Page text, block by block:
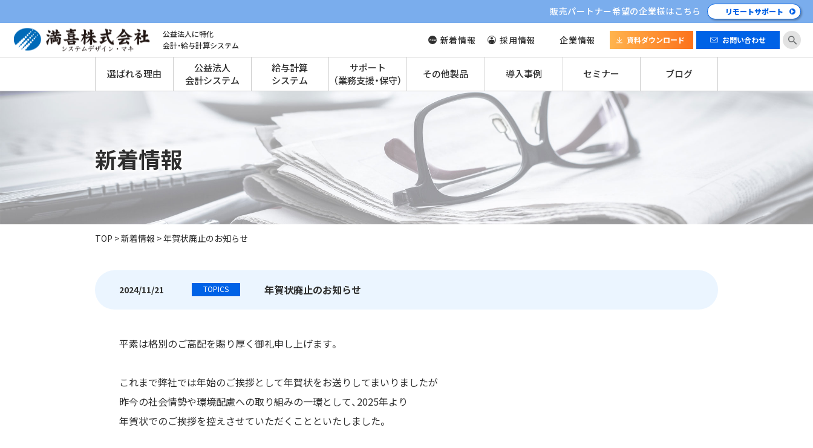
販売パートナー希望の企業様はこちら リモートサポート
公益法人に特化
会計・給与計算システム
新着情報 採用情報 企業情報 資料ダウンロード お問い合わせ
選ばれる理由
公益法人
会計システム
給与計算
システム
サポート
（業務支援・保守）
その他製品 導入事例 セミナー ブログ
新着情報
TOP >新着情報 >年賀状廃止のお知らせ
2024/11/21 TOPICS 年賀状廃止のお知らせ
平素は格別のご高配を賜り厚く御礼申し上げます。
これまで弊社では年始のご挨拶として年賀状をお送りしてまいりましたが
昨今の社会情勢や環境配慮への取り組みの一環として、2025年より
年賀状でのご挨拶を控えさせていただくことといたしました。